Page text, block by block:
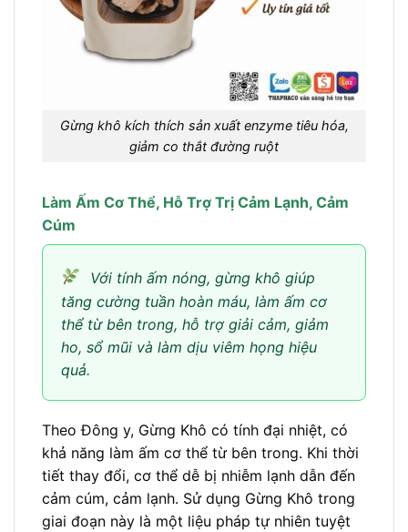
Gừng khô kích thích sản xuất enzyme tiêu hóa,
giảm co thắt đường ruột
Làm Ấm Cơ Thể, Hỗ Trợ Trị Cảm Lạnh, Cảm
Cúm
Với tính ấm nóng, gừng khô giúp
tăng cường tuần hoàn máu, làm ấm cơ
thể từ bên trong, hỗ trợ giải cảm, giảm
ho, sổ mũi và làm dịu viêm họng hiệu
quả.
Theo Đông y, Gừng Khô có tính đại nhiệt, có
khả năng làm ấm cơ thể từ bên trong. Khi thời
tiết thay đổi, cơ thể dễ bị nhiễm lạnh dẫn đến
cảm cúm, cảm lạnh. Sử dụng Gừng Khô trong
giai đoạn này là một liệu pháp tự nhiên tuyệt